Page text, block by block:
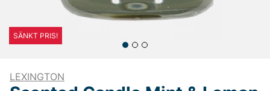
SÄNKT PRIS!
LEXINGTON